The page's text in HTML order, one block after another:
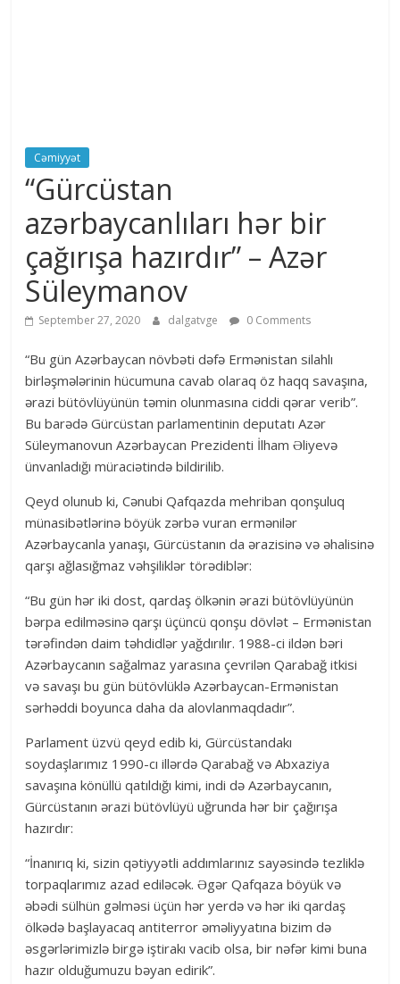
Cəmiyyət
“Gürcüstan
azərbaycanlıları hər bir
çağırışa hazırdır” – Azər
Süleymanov
September 27, 2020 dalgatvge 0 Comments
“Bu gün Azərbaycan növbəti dəfə Ermənistan silahlı
birləşmələrinin hücumuna cavab olaraq öz haqq savaşına,
ərazi bütövlüyünün təmin olunmasına ciddi qərar verib”.
Bu barədə Gürcüstan parlamentinin deputatı Azər
Süleymanovun Azərbaycan Prezidenti İlham Əliyevə
ünvanladığı müraciətində bildirilib.
Qeyd olunub ki, Cənubi Qafqazda mehriban qonşuluq
münasibətlərinə böyük zərbə vuran ermənilər
Azərbaycanla yanaşı, Gürcüstanın da ərazisinə və əhalisinə
qarşı ağlasığmaz vəhşiliklər törədiblər:
“Bu gün hər iki dost, qardaş ölkənin ərazi bütövlüyünün
bərpa edilməsinə qarşı üçüncü qonşu dövlət – Ermənistan
tərəfindən daim təhdidlər yağdırılır. 1988-ci ildən bəri
Azərbaycanın sağalmaz yarasına çevrilən Qarabağ itkisi
və savaşı bu gün bütövlüklə Azərbaycan-Ermənistan
sərhəddi boyunca daha da alovlanmaqdadır”.
Parlament üzvü qeyd edib ki, Gürcüstandakı
soydaşlarımız 1990-cı illərdə Qarabağ və Abxaziya
savaşına könüllü qatıldığı kimi, indi də Azərbaycanın,
Gürcüstanın ərazi bütövlüyü uğrunda hər bir çağırışa
hazırdır:
“İnanırıq ki, sizin qətiyyətli addımlarınız sayəsində tezliklə
torpaqlarımız azad ediləcək. Əgər Qafqaza böyük və
əbədi sülhün gəlməsi üçün hər yerdə və hər iki qardaş
ölkədə başlayacaq antiterror əməliyyatına bizim də
əsgərlərimizlə birgə iştirakı vacib olsa, bir nəfər kimi buna
hazır olduğumuzu bəyan edirik”.